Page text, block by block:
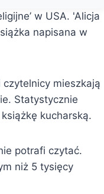
w USA. 'Alicja
napisana w
mieszkają
Statystycznie
kucharską.
potrafi czytać.
niż 5 tysięcy